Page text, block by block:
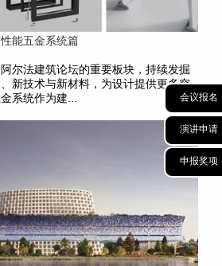
会议报名
演讲申请
申报奖项
能五金系统篇
阿尔法建筑论坛的重要板块，持续发掘
新技术与新材料，为设计提供更多突
系统作为建...